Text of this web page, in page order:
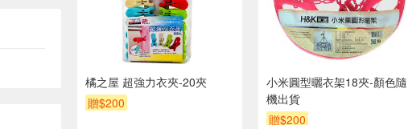
橘之屋 超強力衣夾-20夾
贈$200
小米圓型曬衣架18夾-顏色隨
機出貨
贈$200